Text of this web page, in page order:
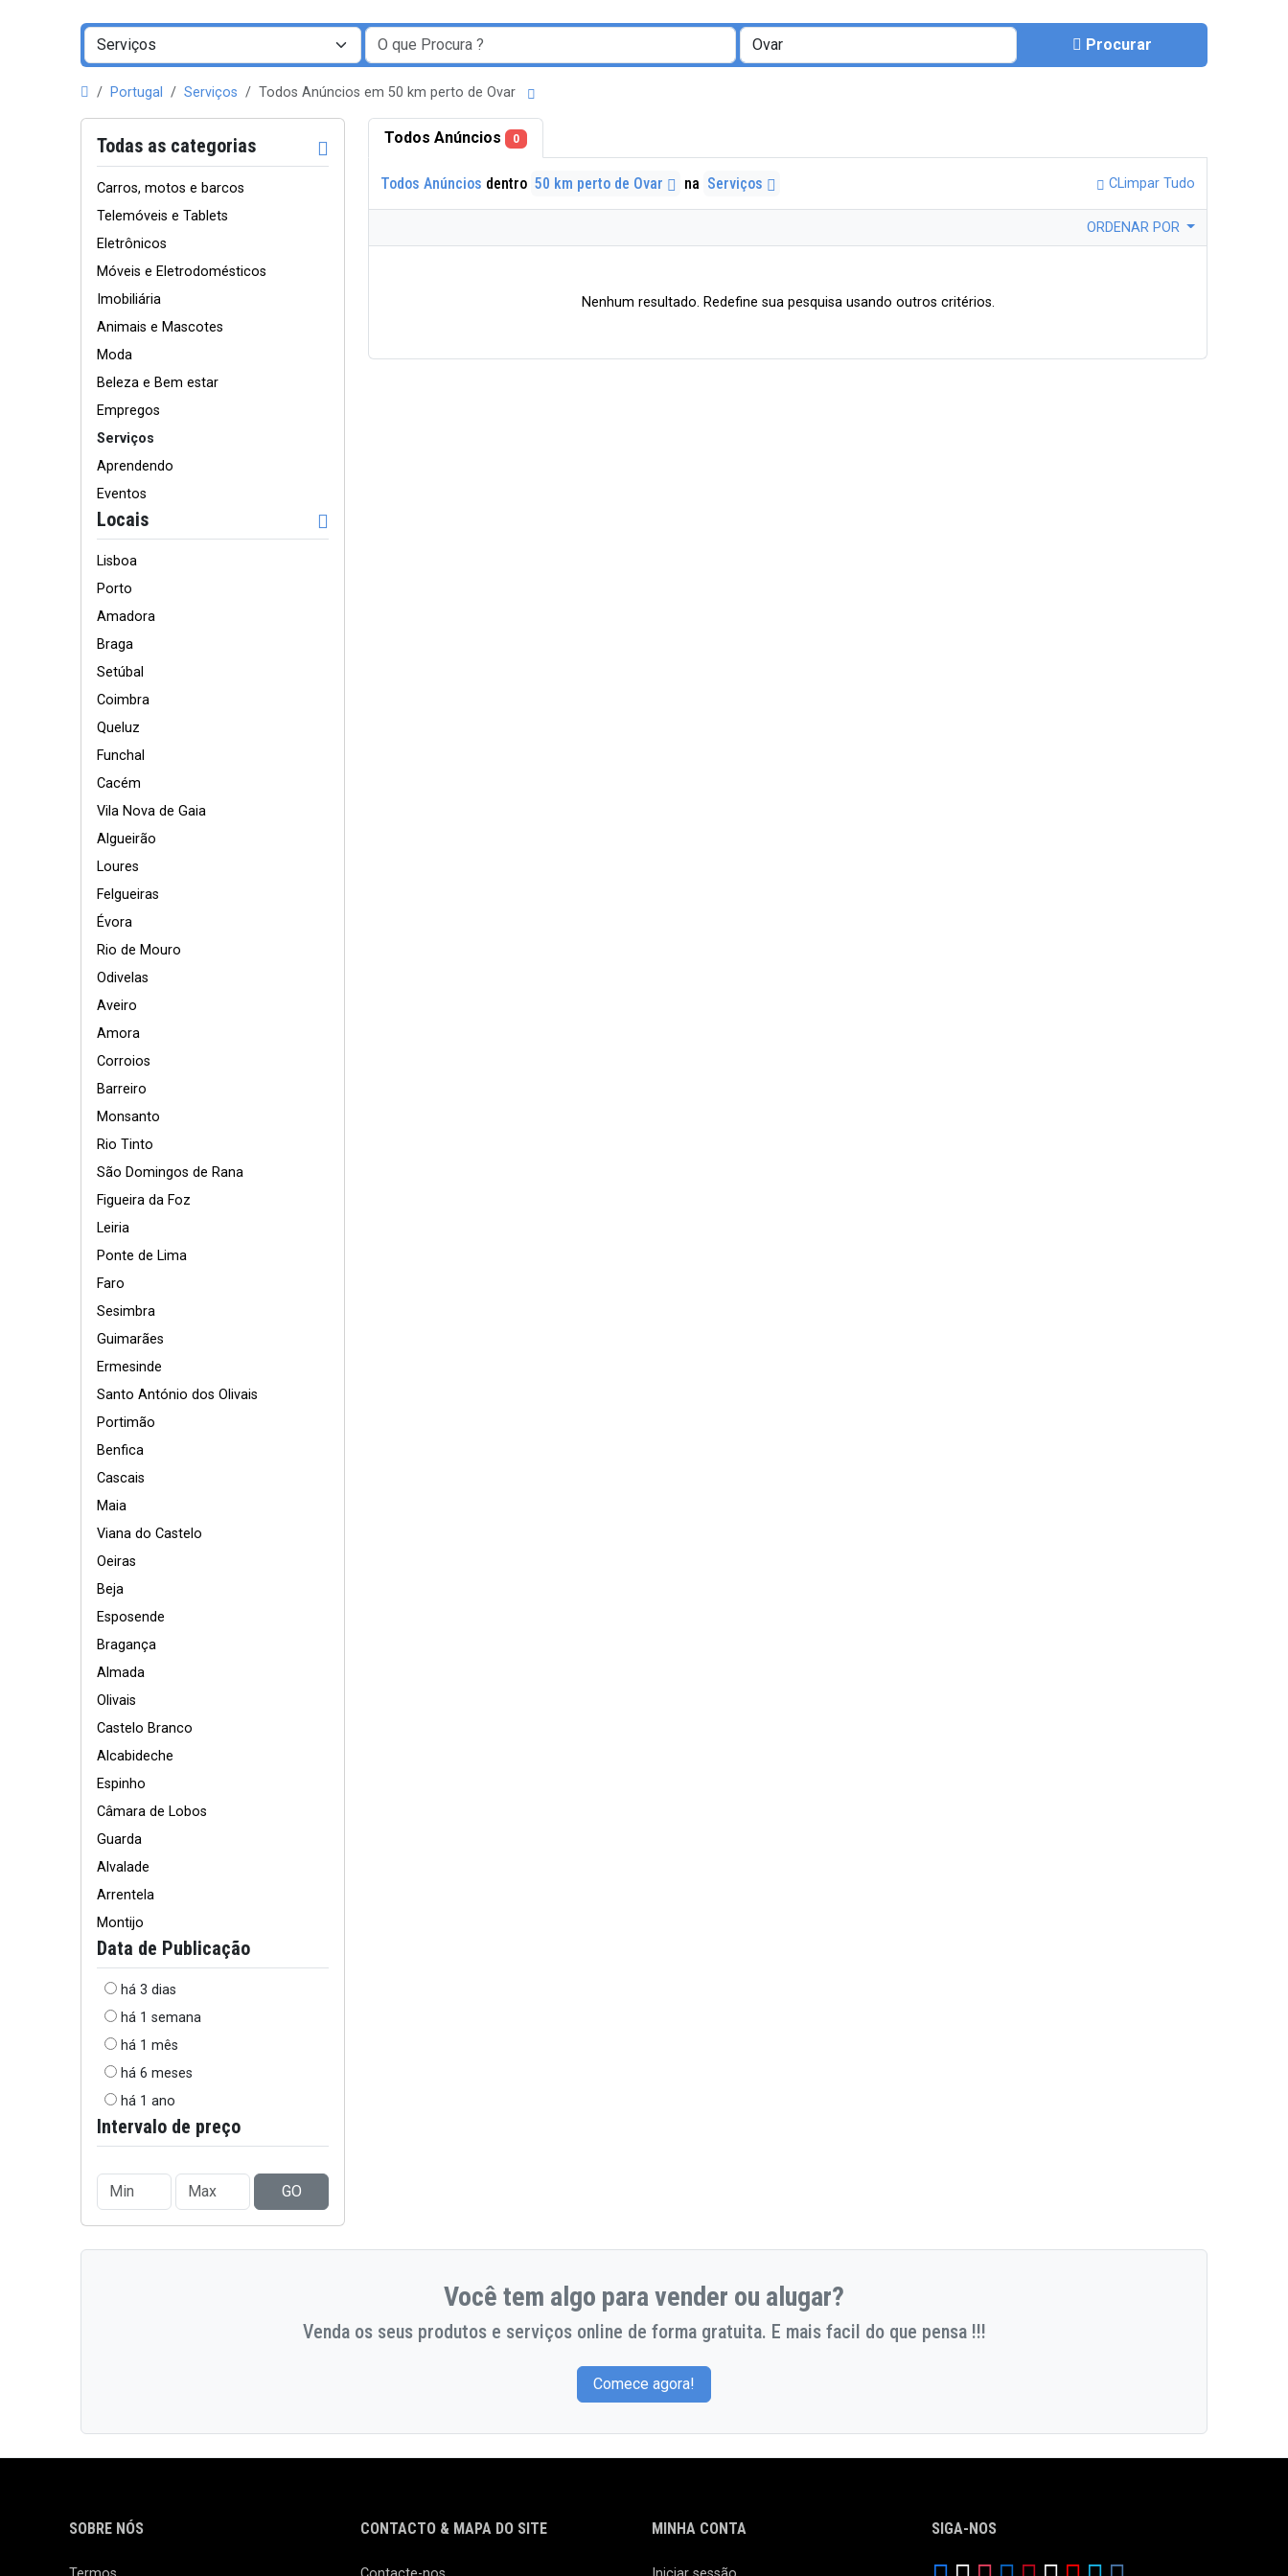
Procurar
Portugal Serviços Todos Anúncios em 50 km perto de Ovar
Todas as categorias
Carros, motos e barcos
Telemóveis e Tablets
Eletrônicos
Móveis e Eletrodomésticos
Imobiliária
Animais e Mascotes
Moda
Beleza e Bem estar
Empregos
Serviços
Aprendendo
Eventos
Locais
Lisboa
Porto
Amadora
Braga
Setúbal
Coimbra
Queluz
Funchal
Cacém
Vila Nova de Gaia
Algueirão
Loures
Felgueiras
Évora
Rio de Mouro
Odivelas
Aveiro
Amora
Corroios
Barreiro
Monsanto
Rio Tinto
São Domingos de Rana
Figueira da Foz
Leiria
Ponte de Lima
Faro
Sesimbra
Guimarães
Ermesinde
Santo António dos Olivais
Portimão
Benfica
Cascais
Maia
Viana do Castelo
Oeiras
Beja
Esposende
Bragança
Almada
Olivais
Castelo Branco
Alcabideche
Espinho
Câmara de Lobos
Guarda
Alvalade
Arrentela
Montijo
Data de Publicação
há 3 dias
há 1 semana
há 1 mês
há 6 meses
há 1 ano
Intervalo de preço
GO
Todos Anúncios 0
Todos Anúncios dentro 50 km perto de Ovar na Serviços CLimpar Tudo
ORDENAR POR
Nenhum resultado. Redefine sua pesquisa usando outros critérios.
Você tem algo para vender ou alugar?
Venda os seus produtos e serviços online de forma gratuita. E mais facil do que pensa !!!
Comece agora!
SOBRE NÓS CONTACTO & MAPA DO SITE MINHA CONTA SIGA-NOS